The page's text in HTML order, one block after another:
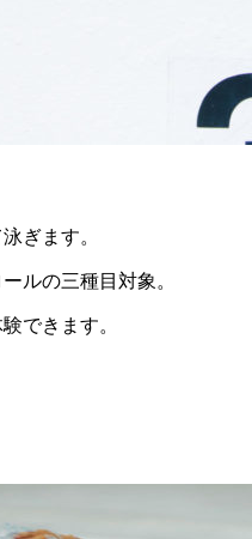
ぎます。
ルの三種目対象。
できます。